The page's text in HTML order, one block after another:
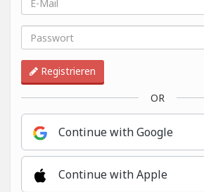
Registrieren
OR
Continue with Google
Continue with Apple